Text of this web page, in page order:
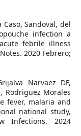
Sandoval, del
infection a
febrile illness
2020 Febrero;
Narvaez DF,
Rodriguez Morales
fever, malaria and
national study,
Infections. 2024